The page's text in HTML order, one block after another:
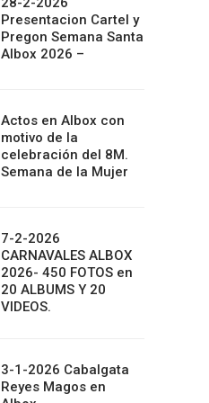
Presentacion Cartel y
Pregon Semana Santa
Albox 2026 –
Actos en Albox con
motivo de la
celebración del 8M.
Semana de la Mujer
7-2-2026
CARNAVALES ALBOX
2026- 450 FOTOS en
20 ALBUMS Y 20
VIDEOS.
3-1-2026 Cabalgata
Reyes Magos en